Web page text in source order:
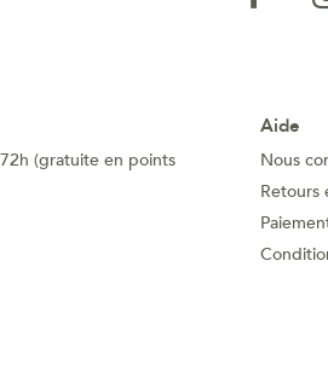
(gratuite en points
Aide
Nous
Retours